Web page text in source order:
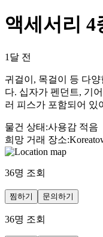
액세서리 4
1달 전
귀걸이, 목걸이 등 다
다. 십자가 펜던트, 기
러 피스가 포함되어 있
물건 상태 :사용감 적음
희망 거래 장소:
36명 조회
찜하기 문의하기
36명 조회